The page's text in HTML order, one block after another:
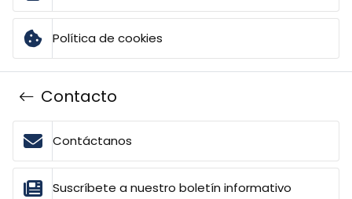
Política de cookies
Contacto
Contáctanos
Suscríbete a nuestro boletín informativo